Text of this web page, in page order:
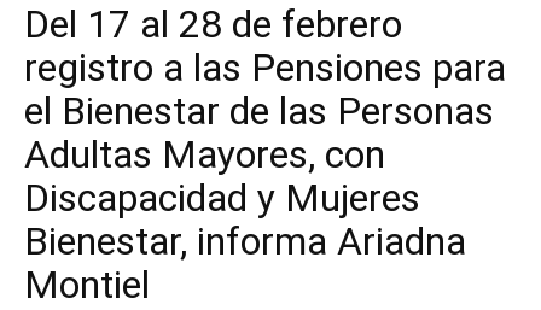
Del 17 al 28 de febrero
registro a las Pensiones para
el Bienestar de las Personas
Adultas Mayores, con
Discapacidad y Mujeres
Bienestar, informa Ariadna
Montiel